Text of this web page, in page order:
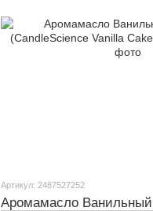
Артикул: 2487527252
Аромамасло Ванильный